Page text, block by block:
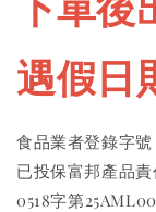
遇假日
食品業者登錄字
已投保富邦產品
0518字第